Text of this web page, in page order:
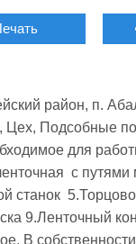
район, п.
Цех, Подсобные
для
с
станок
9.Ленточный
В